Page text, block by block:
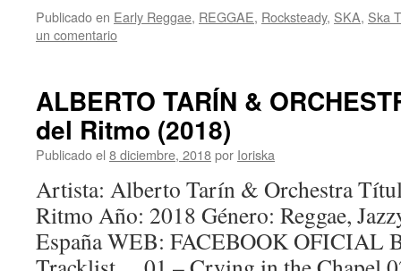
Publicado en Early Reggae, REGGAE, Rocksteady, SKA, Ska
un comentario
ALBERTO TARÍN &
del Ritmo (2018)
Publicado el 8 diciembre, 2018por Ioriska
Artista: Alberto Tarín & Orchestra
Ritmo Año: 2018 Género: Reggae,
España WEB: FACEBOOK OFICIAL